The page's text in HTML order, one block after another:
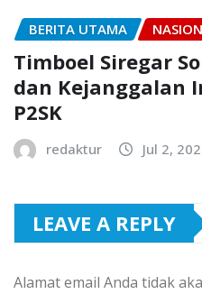
BERITA UTAMA
Timboel Siregar
dan Kejanggalan
P2SK
redaktur Jul 2,
LEAVE A REPLY
Alamat email Anda tidak